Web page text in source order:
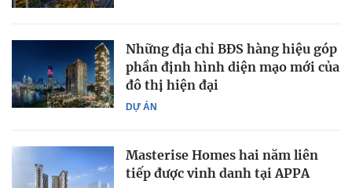
DỰ ÁN
Những địa chỉ BĐS hàng hiệu góp
phần định hình diện mạo mới của
đô thị hiện đại
Masterise Homes hai năm liên
tiếp được vinh danh tại APPA